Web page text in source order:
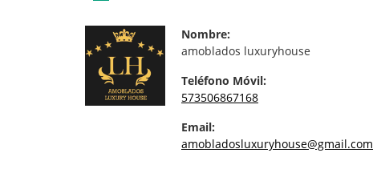
Nombre:
amoblados luxuryhouse
Teléfono Móvil:
573506867168
Email:
amobladosluxuryhouse@gmail.com